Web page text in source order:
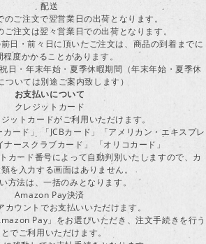
配送
のご注文で翌営業日の出荷となります。
ご注文は翌々営業日での出荷となります。
日・前々日に頂いたご注文は、商品の到着までに
程度かかることがあります。
日・年末年始・夏季休暇期間（年末年始・夏季休
ついては別途ご案内致します）
お支払いについて
クレジットカード
ットカードがご利用いただけます。
カード」 「JCBカード」「アメリカン・エキスプレ
ナースクラブカード」 「オリコカード」
カード番号によって自動判別いたしますので、カ
を入力する画面はありません。
方法は、一括のみとなります。
Amazon Pay決済
カウントでお支払いいただけます。
Pay」をお選びいただき、注文手続きを行う
でご利用いただけます。